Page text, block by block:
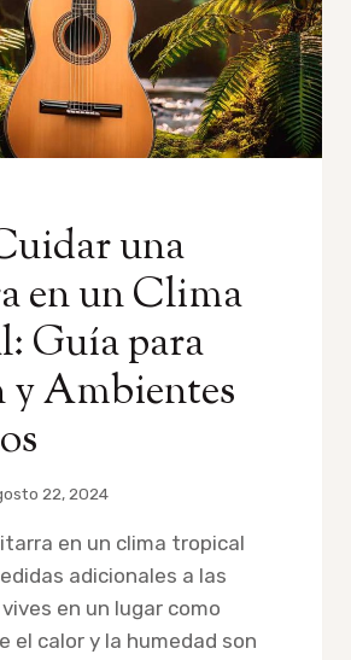
una
en un Clima
Guía para
y Ambientes
22, 2024
en un clima tropical
adicionales a las
en un lugar como
el calor y la humedad son